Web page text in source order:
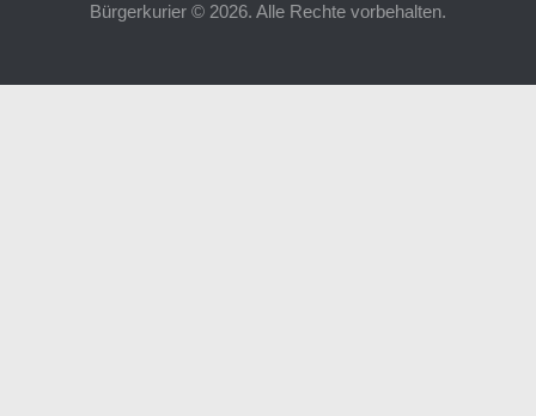
Bürgerkurier © 2026. Alle Rechte vorbehalten.